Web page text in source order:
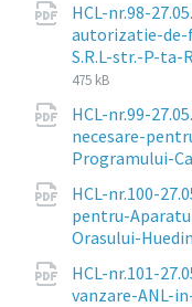
HCL-nr.98-
autorizatie-de-
S.R.L-str.-P-
475 kB
HCL-nr.99-
necesare-
Programului-
HCL-nr.100-
pentru-
Orasului-
HCL-nr.101-
vanzare-ANL-